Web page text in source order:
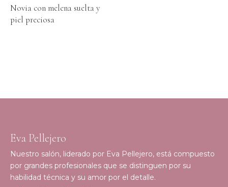
Novia con melena suelta y
piel preciosa
Eva Pellejero
Nuestro salón, liderado por Eva Pellejero, está compuesto
por grandes profesionales que se distinguen por su
habilidad técnica y su amor por el detalle.